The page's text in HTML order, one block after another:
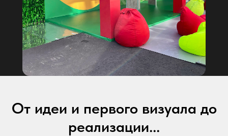
От идеи и первого визуала до
реализации...